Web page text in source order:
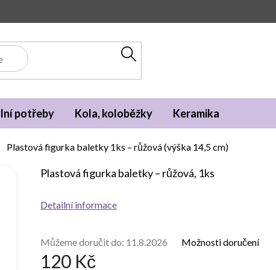
potřeby Kola, koloběžky Keramika
Plastová figurka baletky 1ks – růžová (výška 14,5 cm)
120 Kč
Můžeme doručit do: 11.8.2026 Možnosti doručení
Plastová figurka baletky – růžová, 1ks
Detailní informace